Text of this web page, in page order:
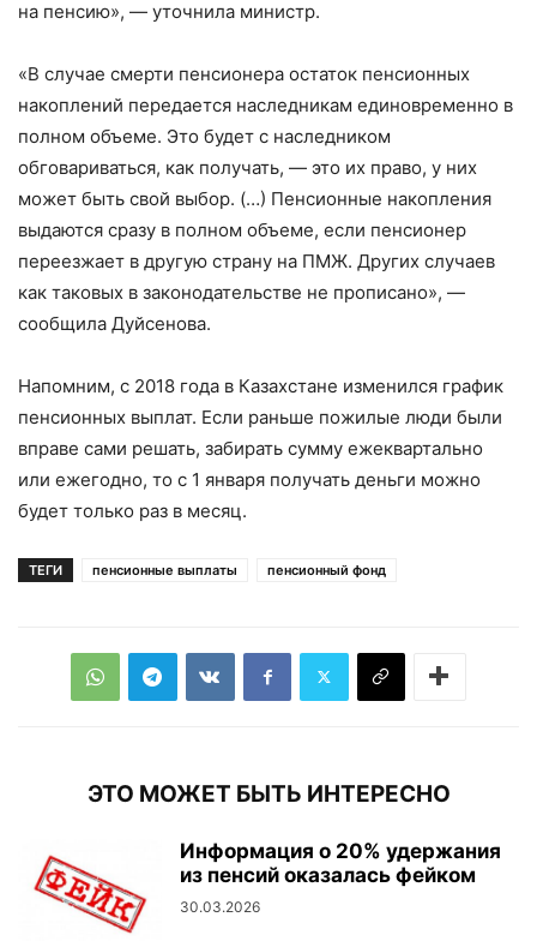
на пенсию», — уточнила министр.
«В случае смерти пенсионера остаток пенсионных
накоплений передается наследникам единовременно в
полном объеме. Это будет с наследником
обговариваться, как получать, — это их право, у них
может быть свой выбор. (…) Пенсионные накопления
выдаются сразу в полном объеме, если пенсионер
переезжает в другую страну на ПМЖ. Других случаев
как таковых в законодательстве не прописано», —
сообщила Дуйсенова.
Напомним, с 2018 года в Казахстане изменился график
пенсионных выплат. Если раньше пожилые люди были
вправе сами решать, забирать сумму ежеквартально
или ежегодно, то с 1 января получать деньги можно
будет только раз в месяц.
ТЕГИ пенсионные выплаты пенсионный фонд
ЭТО МОЖЕТ БЫТЬ ИНТЕРЕСНО
Информация о 20% удержания
из пенсий оказалась фейком
30.03.2026